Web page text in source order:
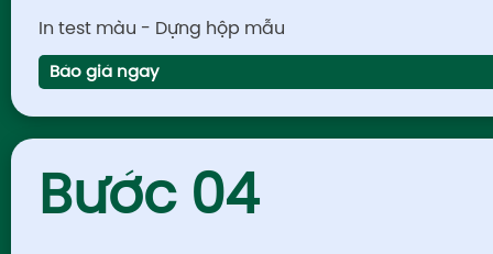
In test màu - Dựng hộp mẫu
Báo giá ngay
Bước 04